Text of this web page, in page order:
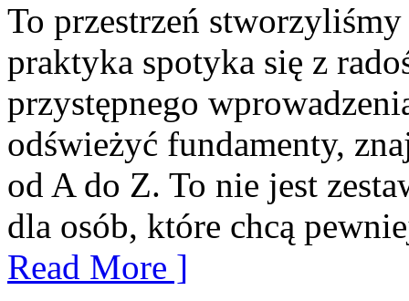
To przestrzeń
praktyka spotyka się z
przystępnego
odświeżyć fundamenty,
od A do Z. To nie jest
dla osób, które chcą
Read More ]